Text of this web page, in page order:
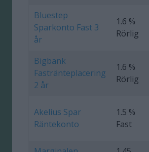
Bluestep
Sparkonto Fast 3
år
1.6 %
Rörlig
Bigbank
Fastränteplacering
2 år
1.6 %
Rörlig
Akelius Spar
Räntekonto
1.5 %
Fast